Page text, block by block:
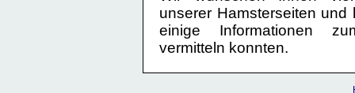
unserer Hamsterseiten und
einige Informationen
vermitteln konnten.